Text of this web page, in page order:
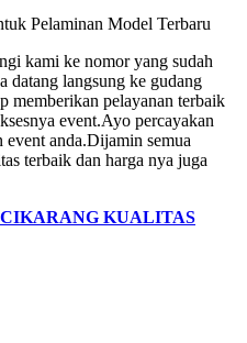
Pelaminan Model Terbaru
kami ke nomor yang sudah
datang langsung ke gudang
memberikan pelayanan terbaik
event.Ayo percayakan
anda.Dijamin semua
terbaik dan harga nya juga
KUALITAS